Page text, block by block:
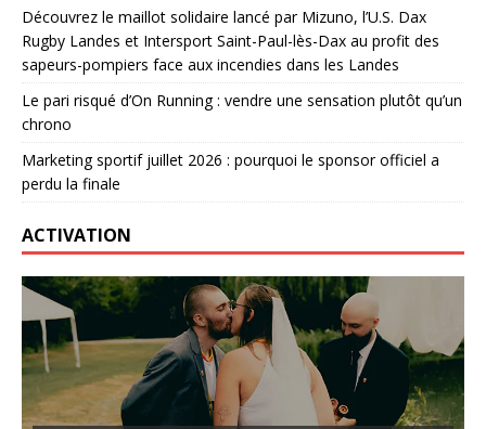
Découvrez le maillot solidaire lancé par Mizuno, l’U.S. Dax
Rugby Landes et Intersport Saint-Paul-lès-Dax au profit des
sapeurs-pompiers face aux incendies dans les Landes
Le pari risqué d’On Running : vendre une sensation plutôt qu’un
chrono
Marketing sportif juillet 2026 : pourquoi le sponsor officiel a
perdu la finale
ACTIVATION